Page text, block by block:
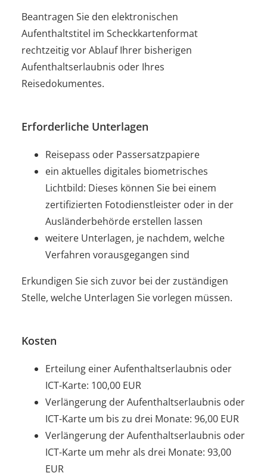
Beantragen Sie den elektronischen
Aufenthaltstitel im Scheckkartenformat
rechtzeitig vor Ablauf Ihrer bisherigen
Aufenthaltserlaubnis oder Ihres
Reisedokumentes.
Erforderliche Unterlagen
Reisepass oder Passersatzpapiere
ein aktuelles digitales biometrisches
Lichtbild: Dieses können Sie bei einem
zertifizierten Fotodienstleister oder in der
Ausländerbehörde erstellen lassen
weitere Unterlagen, je nachdem, welche
Verfahren vorausgegangen sind
Erkundigen Sie sich zuvor bei der zuständigen
Stelle, welche Unterlagen Sie vorlegen müssen.
Kosten
Erteilung einer Aufenthaltserlaubnis oder
ICT-Karte: 100,00 EUR
Verlängerung der Aufenthaltserlaubnis oder
ICT-Karte um bis zu drei Monate: 96,00 EUR
Verlängerung der Aufenthaltserlaubnis oder
ICT-Karte um mehr als drei Monate: 93,00
EUR